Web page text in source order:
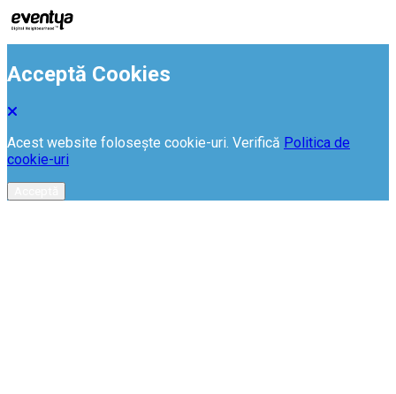
Acceptă Cookies
Acest website folosește cookie-uri. Verifică Politica de
cookie-uri